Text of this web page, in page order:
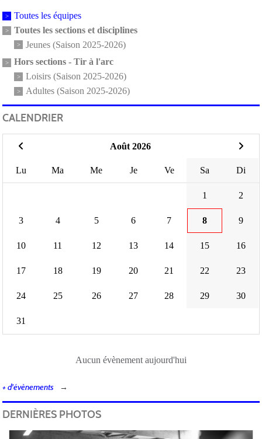
Toutes les équipes
Toutes les sections et disciplines
Jeunes (Saison 2025-2026)
Hors sections - Tir à l'arc
Loisirs (Saison 2025-2026)
Adultes (Saison 2025-2026)
CALENDRIER
Août 2026
Lu Ma Me Je Ve Sa Di
1 2
3 4 5 6 7 8 9
10 11 12 13 14 15 16
17 18 19 20 21 22 23
24 25 26 27 28 29 30
31
Aucun évènement aujourd'hui
+ d'évènements
DERNIÈRES PHOTOS